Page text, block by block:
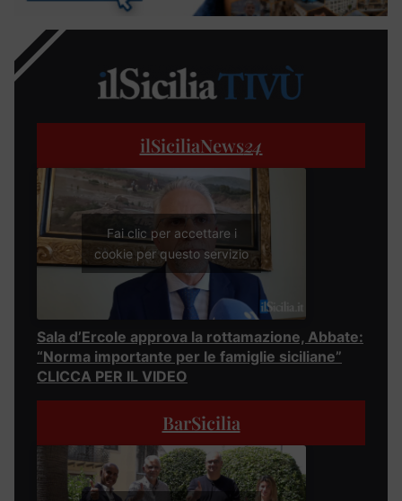
ilSiciliaNews24
Fai clic per accettare i
cookie per questo servizio
Sala d’Ercole approva la rottamazione, Abbate:
“Norma importante per le famiglie siciliane”
CLICCA PER IL VIDEO
BarSicilia